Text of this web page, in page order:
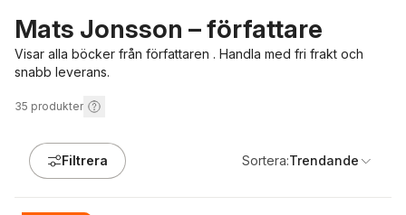
Mats Jonsson – författare
Visar alla böcker från författaren . Handla med fri frakt och
snabb leverans.
35 produkter
Filtrera Sortera:Trendande